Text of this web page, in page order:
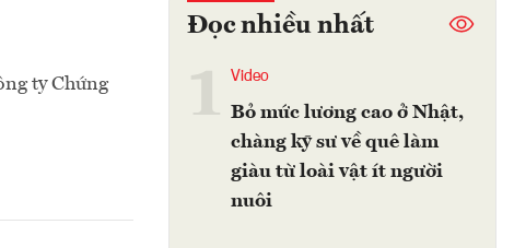
ty Chứng
Đọc nhiều nhất
Video
Bỏ mức lương cao ở Nhật,
chàng kỹ sư về quê làm
giàu từ loài vật ít người
nuôi